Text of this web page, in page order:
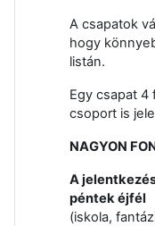
A csapatok
hogy
listán.
Egy csapat
csoport is
NAGYON
A
péntek éjfél
(iskola,